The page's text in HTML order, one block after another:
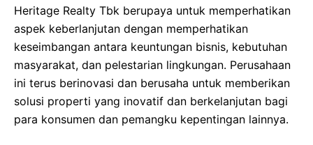
Heritage Realty Tbk berupaya untuk memperhatikan
aspek keberlanjutan dengan memperhatikan
keseimbangan antara keuntungan bisnis, kebutuhan
masyarakat, dan pelestarian lingkungan. Perusahaan
ini terus berinovasi dan berusaha untuk memberikan
solusi properti yang inovatif dan berkelanjutan bagi
para konsumen dan pemangku kepentingan lainnya.